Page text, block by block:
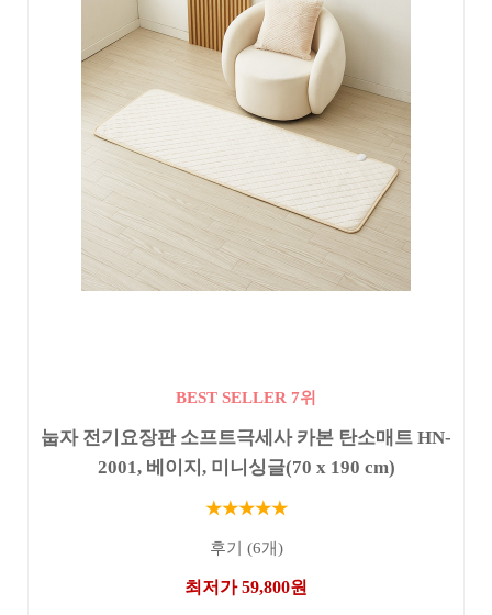
BEST SELLER 7위
눕자 전기요장판 소프트극세사 카본 탄소매트 HN-
2001, 베이지, 미니싱글(70 x 190 cm)
★★★★★
후기 (6개)
최저가 59,800원